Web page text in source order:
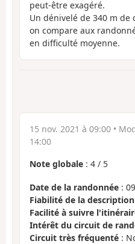
peut-être exagéré.
Un dénivelé de 340 m
on compare aux
en difficulté moyenne.
15 nov. 2021 à 09:00 •
14:00
Note globale : 4 / 5
Date de la randonnée :
Fiabilité de la description
Facilité à suivre
Intérêt du circuit de
Circuit très fréquenté :